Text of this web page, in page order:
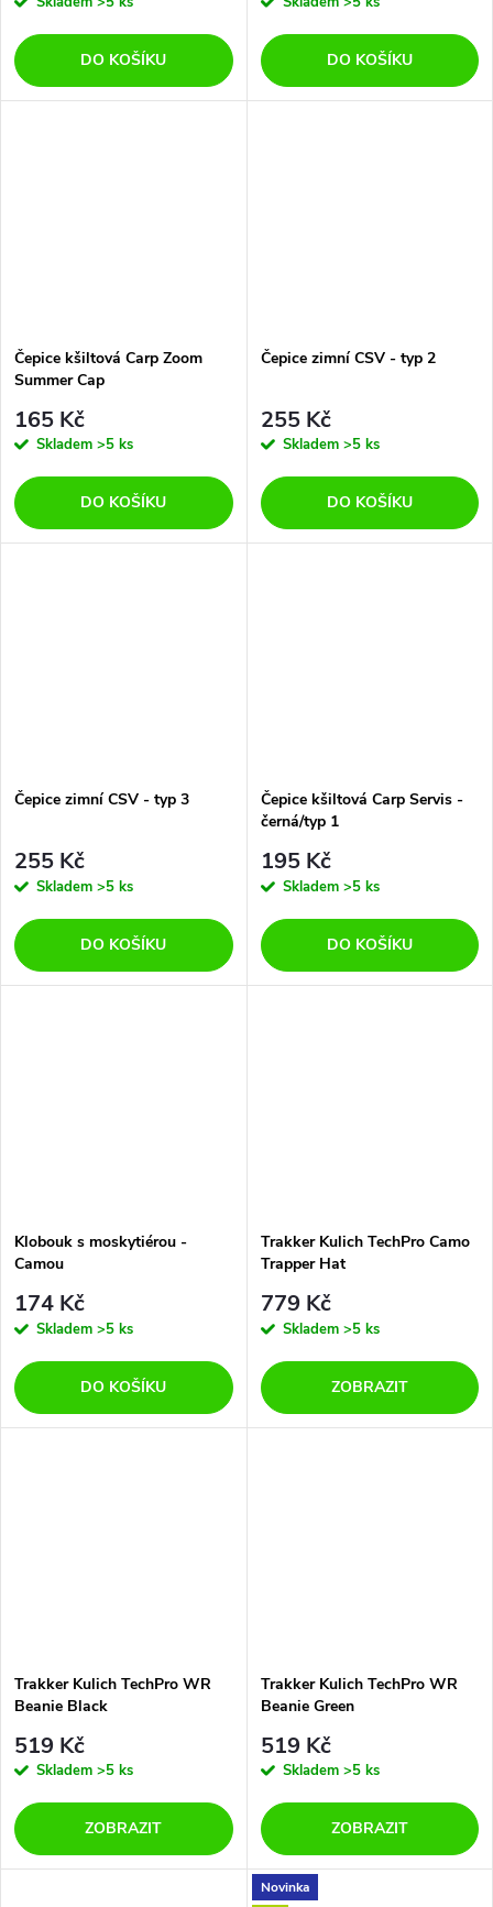
DO KOŠÍKU DO KOŠÍKU
Čepice kšiltová Carp Zoom
Summer Cap
165 Kč
Skladem >5 ks
DO KOŠÍKU
Čepice zimní CSV - typ 2
255 Kč
Skladem >5 ks
DO KOŠÍKU
Čepice zimní CSV - typ 3
255 Kč
Skladem >5 ks
DO KOŠÍKU
Čepice kšiltová Carp Servis -
černá/typ 1
195 Kč
Skladem >5 ks
DO KOŠÍKU
Klobouk s moskytiérou -
Camou
174 Kč
Skladem >5 ks
DO KOŠÍKU
Trakker Kulich TechPro Camo
Trapper Hat
779 Kč
Skladem >5 ks
ZOBRAZIT
Trakker Kulich TechPro WR
Beanie Black
519 Kč
Skladem >5 ks
ZOBRAZIT
Trakker Kulich TechPro WR
Beanie Green
519 Kč
Skladem >5 ks
ZOBRAZIT
Novinka